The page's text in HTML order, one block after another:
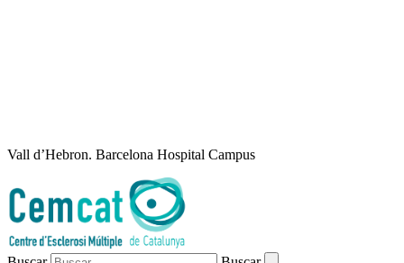
Vall d’Hebron. Barcelona Hospital Campus